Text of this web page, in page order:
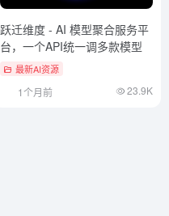
跃迁维度 - AI 模型聚合服务平
台，一个API统一调多款模型
最新AI资源
1个月前 23.9K